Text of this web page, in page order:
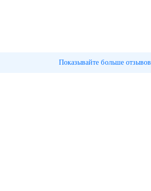
Показывайте больше отзывов